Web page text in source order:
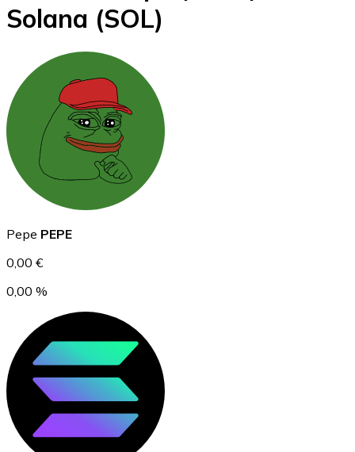
BTC
Ethereum
ETH
Solana (SOL)
Pepe PEPE
0,00 €
0,00 %